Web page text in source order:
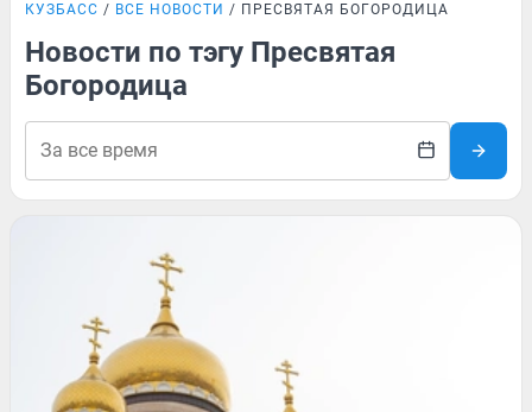
КУЗБАСС ВСЕ НОВОСТИ ПРЕСВЯТАЯ БОГОРОДИЦА
Новости по тэгу Пресвятая
Богородица